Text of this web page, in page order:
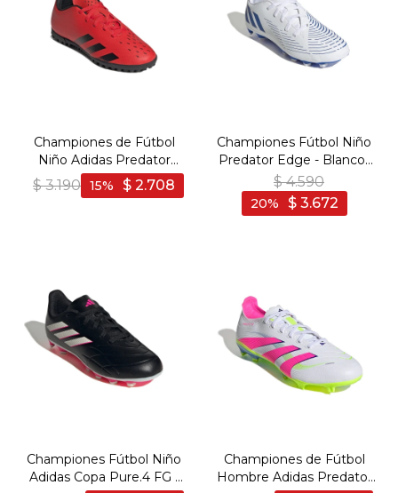
Championes de Fútbol
Niño Adidas Predator
Freack .4 T - Rojo-Negro
$ 3.190 $ 2.708
15
Championes Fútbol Niño
Predator Edge - Blanco-
Azul
$ 4.590
$ 3.672
20
Championes Fútbol Niño
Adidas Copa Pure.4 FG -
Championes de Fútbol
Hombre Adidas Predator